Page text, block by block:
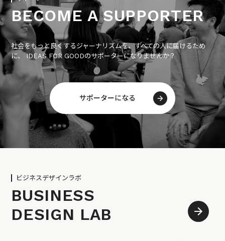
BECOME A SUPPORTER
社会をもっと良くするジャーナリズムを、すべての人に届けるため
に、 IDEAS FOR GOODのサポーターになりませんか？
サポーターになる
ビジネスデザインラボ
BUSINESS
DESIGN LAB